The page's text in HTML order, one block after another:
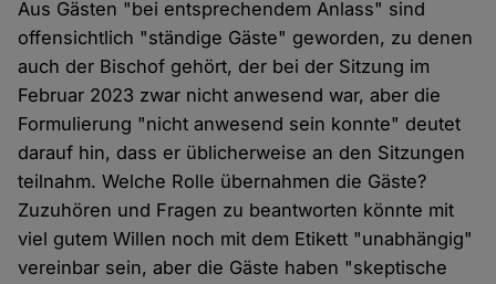
Aus Gästen "bei entsprechendem Anlass" sind
offensichtlich "ständige Gäste" geworden, zu denen
auch der Bischof gehört, der bei der Sitzung im
Februar 2023 zwar nicht anwesend war, aber die
Formulierung "nicht anwesend sein konnte" deutet
darauf hin, dass er üblicherweise an den Sitzungen
teilnahm. Welche Rolle übernahmen die Gäste?
Zuzuhören und Fragen zu beantworten könnte mit
viel gutem Willen noch mit dem Etikett "unabhängig"
vereinbar sein, aber die Gäste haben "skeptische